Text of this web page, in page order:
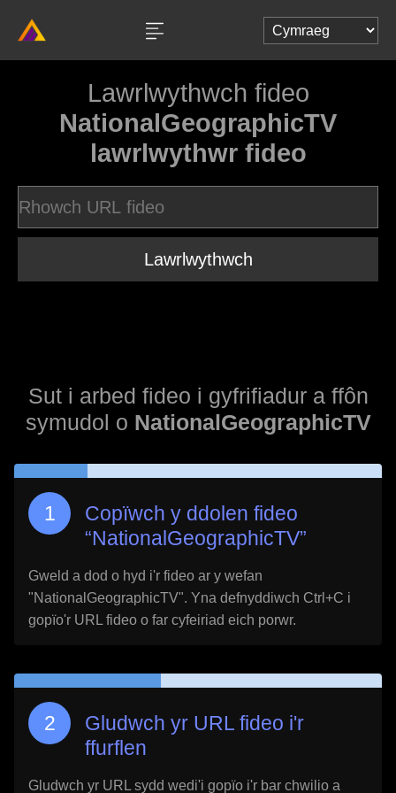
Lawrlwythwch fideo
NationalGeographicTV
lawrlwythwr fideo
Lawrlwythwch
Sut i arbed fideo i gyfrifiadur a ffôn
symudol o NationalGeographicTV
Copïwch y ddolen fideo
“NationalGeographicTV”
Gweld a dod o hyd i'r fideo ar y wefan
"NationalGeographicTV". Yna defnyddiwch Ctrl+C i
gopïo'r URL fideo o far cyfeiriad eich porwr.
Gludwch yr URL fideo i'r
ffurflen
Gludwch yr URL sydd wedi'i gopïo i'r bar chwilio a